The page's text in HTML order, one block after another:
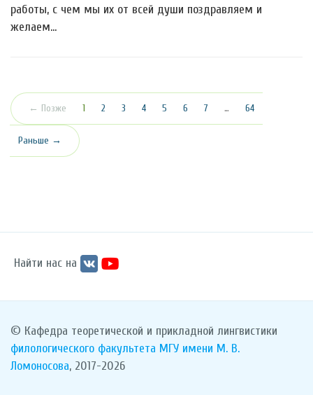
работы, с чем мы их от всей души поздравляем и
желаем…
← Позже 1 (текущая)
2 3 4 5 6 7 … 64
Раньше →
Найти нас на
© Кафедра теоретической и прикладной лингвистики
филологического факультета МГУ имени М. В.
Ломоносова, 2017-2026